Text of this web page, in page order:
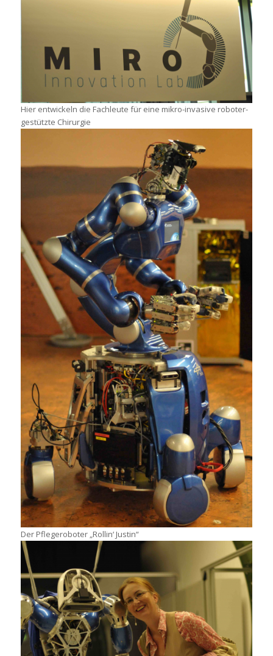
Hier entwickeln die Fachleute für eine mikro-invasive roboter-
gestützte Chirurgie
Der Pflegeroboter „Rollin‘ Justin“